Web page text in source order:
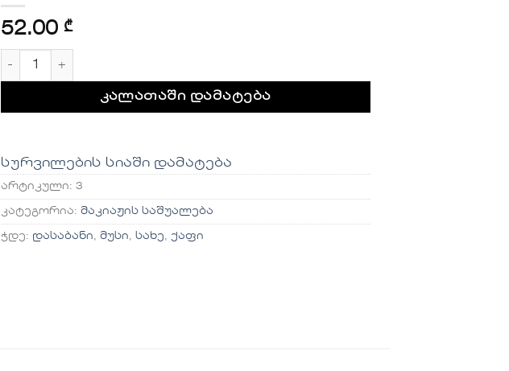
52.00 ₾
რაოდენობა: მუსი
კალათაში დამატება
სურვილების სიაში დამატება
არტიკული: 3
კატეგორია: მაკიაჟის საშუალება
ჭდე: დასაბანი, მუსი, სახე, ქაფი